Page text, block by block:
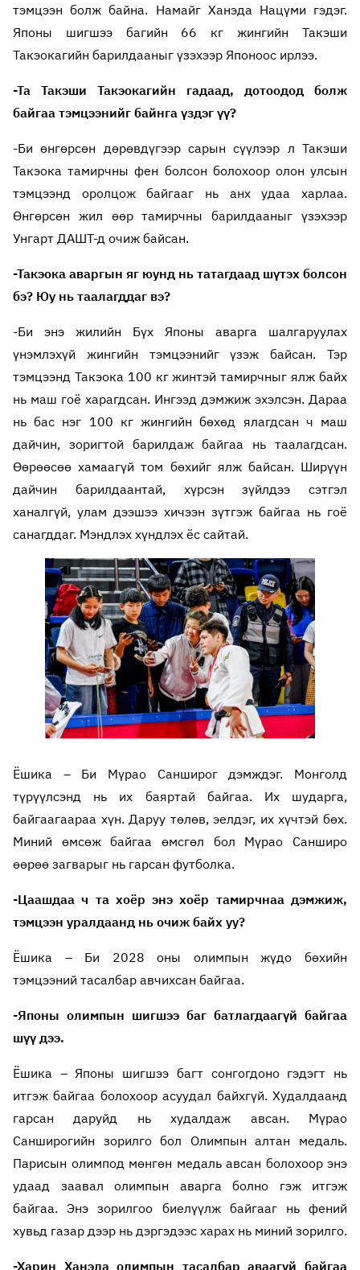
тэмцээн болж байна. Намайг Ханэда Нацүми гэдэг.
Японы шигшээ багийн 66 кг жингийн Такэши
Такэокагийн барилдааныг үзэхээр Японоос ирлээ.
-Та Такэши Такэокагийн гадаад, дотоодод болж
байгаа тэмцээнийг байнга үздэг үү?
-Би өнгөрсөн дөрөвдүгээр сарын сүүлээр л Такэши
Такэока тамирчны фен болсон болохоор олон улсын
тэмцээнд оролцож байгааг нь анх удаа харлаа.
Өнгөрсөн жил өөр тамирчны барилдааныг үзэхээр
Унгарт ДАШТ-д очиж байсан.
-Такэока аваргын яг юунд нь татагдаад шүтэх болсон
бэ? Юу нь таалагддаг вэ?
-Би энэ жилийн Бүх Японы аварга шалгаруулах
үнэмлэхүй жингийн тэмцээнийг үзэж байсан. Тэр
тэмцээнд Такэока 100 кг жинтэй тамирчныг ялж байх
нь маш гоё харагдсан. Ингээд дэмжиж эхэлсэн. Дараа
нь бас нэг 100 кг жингийн бөхөд ялагдсан ч маш
дайчин, зоригтой барилдаж байгаа нь таалагдсан.
Өөрөөсөө хамаагүй том бөхийг ялж байсан. Ширүүн
дайчин барилдаантай, хүрсэн зүйлдээ сэтгэл
ханалгүй, улам дээшээ хичээн зүтгэж байгаа нь гоё
санагддаг. Мэндлэх хүндлэх ёс сайтай.
Ёшика – Би Мүрао Санширог дэмждэг. Монголд
түрүүлсэнд нь их баяртай байгаа. Их шударга,
байгаагаараа хүн. Даруу төлөв, эелдэг, их хүчтэй бөх.
Миний өмсөж байгаа өмсгөл бол Мүрао Санширо
өөрөө загварыг нь гарсан футболка.
-Цаашдаа ч та хоёр энэ хоёр тамирчнаа дэмжиж,
тэмцээн уралдаанд нь очиж байх уу?
Ёшика – Би 2028 оны олимпын жүдо бөхийн
тэмцээний тасалбар авчихсан байгаа.
-Японы олимпын шигшээ баг батлагдаагүй байгаа
шүү дээ.
Ёшика – Японы шигшээ багт сонгогдоно гэдэгт нь
итгэж байгаа болохоор асуудал байхгүй. Худалдаанд
гарсан даруйд нь худалдаж авсан. Мүрао
Санширогийн зорилго бол Олимпын алтан медаль.
Парисын олимпод мөнгөн медаль авсан болохоор энэ
удаад заавал олимпын аварга болно гэж итгэж
байгаа. Энэ зорилгоо биелүүлж байгааг нь фений
хувьд газар дээр нь дэргэдээс харах нь миний зорилго.
-Харин Ханэда олимпын тасалбар аваагүй байгаа